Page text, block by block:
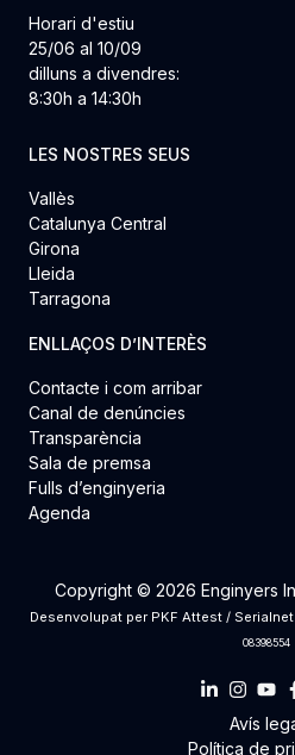
Horari d'estiu
25/06 al 10/09
dilluns a divendres:
8:30h a 14:30h
LES NOSTRES SEUS
Vallès
Catalunya Central
Girona
Lleida
Tarragona
ENLLAÇOS D’INTERÈS
Contacte i com arribar
Canal de denúncies
Transparència
Sala de premsa
Fulls d’enginyeria
Agenda
Copyright © 2026 Enginyers
Desenvolupat per PKF Attest/ Serialnet|
08398554
Avís
Política de